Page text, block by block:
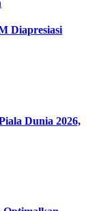
Diapresiasi
Dunia 2026,